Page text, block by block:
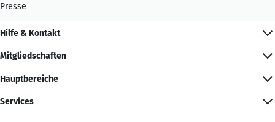
Presse
Hilfe & Kontakt
Mitgliedschaften
Hauptbereiche
Services